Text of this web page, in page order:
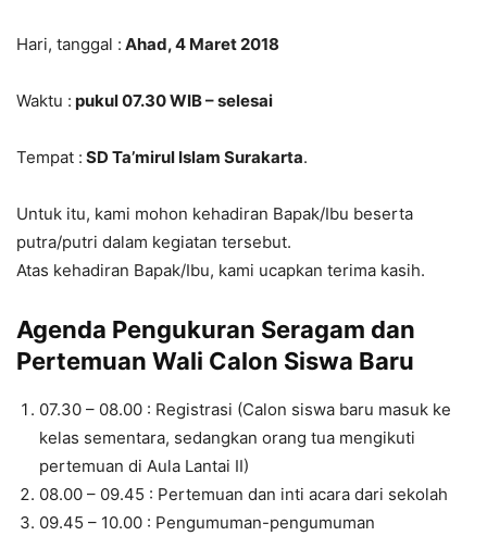
Hari, tanggal : Ahad, 4 Maret 2018
Waktu : pukul 07.30 WIB – selesai
Tempat : SD Ta’mirul Islam Surakarta.
Untuk itu, kami mohon kehadiran Bapak/Ibu beserta
putra/putri dalam kegiatan tersebut.
Atas kehadiran Bapak/Ibu, kami ucapkan terima kasih.
Agenda Pengukuran Seragam dan
Pertemuan Wali Calon Siswa Baru
07.30 – 08.00 : Registrasi (Calon siswa baru masuk ke
kelas sementara, sedangkan orang tua mengikuti
pertemuan di Aula Lantai II)
08.00 – 09.45 : Pertemuan dan inti acara dari sekolah
09.45 – 10.00 : Pengumuman-pengumuman